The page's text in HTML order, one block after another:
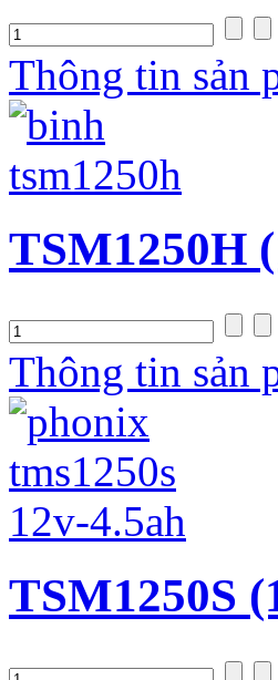
Thông tin sản
TSM1250H
Thông tin sản
TSM1250S